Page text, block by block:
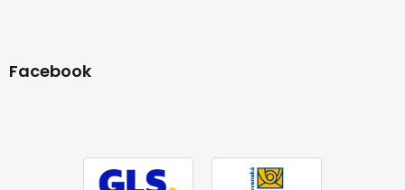
Facebook